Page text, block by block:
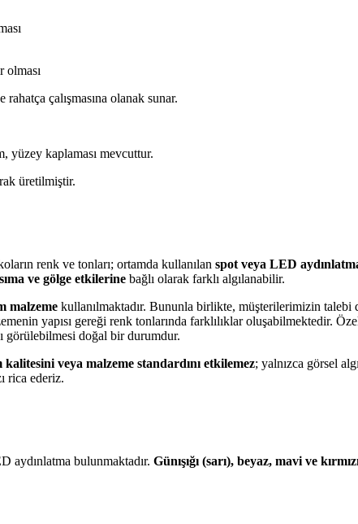
olması
çalışmasına olanak sunar.
yüzey kaplaması mevcuttur.
üretilmiştir.
renk ve tonları; ortamda kullanılan spot veya LED
ve gölge etkilerine bağlı olarak farklı algılanabilir.
malzeme kullanılmaktadır. Bununla birlikte, müşterilerimizin talebi
yapısı gereği renk tonlarında farklılıklar oluşabilmektedir.
görülebilmesi doğal bir durumdur.
veya malzeme standardını etkilemez; yalnızca görsel
rica ederiz.
aydınlatma bulunmaktadır. Günışığı (sarı), beyaz, mavi ve